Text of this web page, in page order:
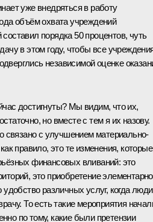
уже внедряться в работу
объём охвата учреждений
порядка 50 процентов, чуть
в этом году, чтобы все
независимой оценке
достигнуты? Мы видим, что их,
но вместе с тем я их назову.
связано с улучшением материально-
правило, это те изменения, которые
финансовых вливаний: это
это приобретение
удобство различных услуг, когда люди
То есть такие мероприятия
по тому, какие были претензии